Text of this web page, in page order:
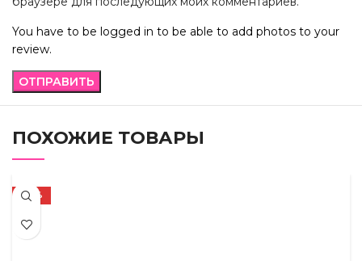
You have to be logged in to be able to add photos to your
review.
ПОХОЖИЕ ТОВАРЫ
-72%